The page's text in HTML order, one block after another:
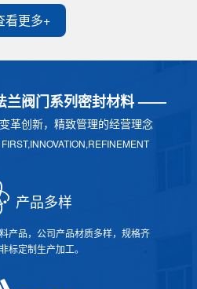
看更多+
阀门系列密封材料 ——
革创新，精致管理的经营理念
产品多样
产品，公司产品材质多样，规格齐
标定制生产加工。